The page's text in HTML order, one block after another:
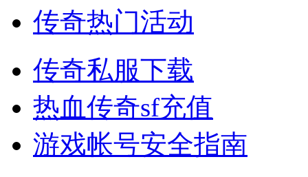
传奇热门活动
传奇私服下载
热血传奇sf充值
游戏帐号安全指南